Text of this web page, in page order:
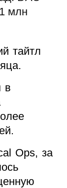
млн
тайтл
в
Ops, за